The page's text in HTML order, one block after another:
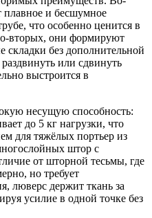
и бесшумное
что особенно ценится в
вторых, они формируют
складки без дополнительной
или сдвинуть
выстроится в
несущую способность:
до 5 кг нагрузки, что
для тяжёлых портьер из
штор с
от шторной тесьмы, где
но требует
люверс держит ткань за
усилие в одной точке без